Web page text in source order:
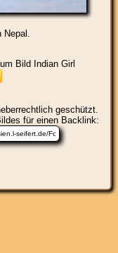
Nepal.
Bild Indian Girl
geschützt.
für einen Backlink: